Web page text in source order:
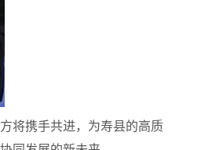
将携手共进，为寿县的高质